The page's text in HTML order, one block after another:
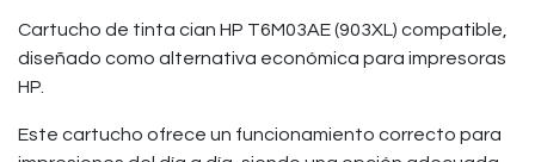
Cartucho de tinta cian HP T6M03AE (903XL) compatible,
diseñado como alternativa económica para impresoras
HP.
Este cartucho ofrece un funcionamiento correcto para